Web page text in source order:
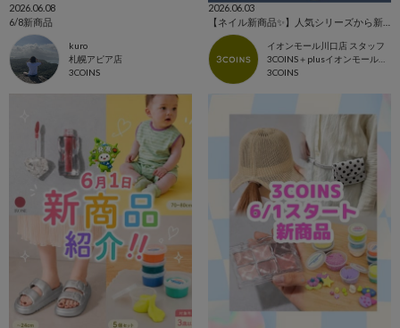
2026.06.08
6/8新商品
kuro
札幌アピア店
3COINS
2026.06.03
イオンモール川口店 スタッフ
3COINS